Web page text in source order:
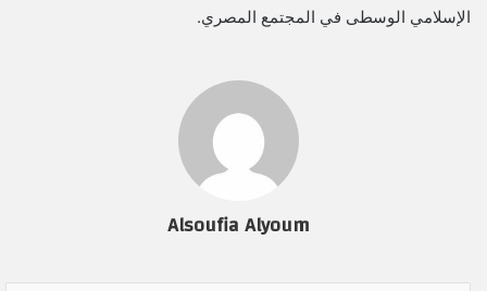
الإسلامي الوسطى في المجتمع المصري.
Alsoufia Alyoum